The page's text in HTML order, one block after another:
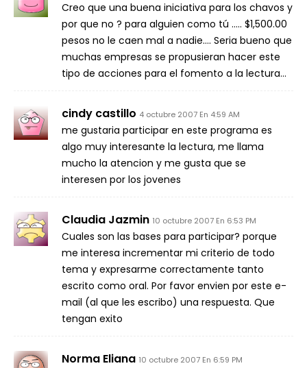
Creo que una buena iniciativa para los chavos y
por que no ? para alguien como tú ….. $1,500.00
pesos no le caen mal a nadie…. Seria bueno que
muchas empresas se propusieran hacer este
tipo de acciones para el fomento a la lectura…
cindy castillo 4 octubre 2007 En 4:59 AM
me gustaria participar en este programa es
algo muy interesante la lectura, me llama
mucho la atencion y me gusta que se
interesen por los jovenes
Claudia Jazmin 10 octubre 2007 En 6:53 PM
Cuales son las bases para participar? porque
me interesa incrementar mi criterio de todo
tema y expresarme correctamente tanto
escrito como oral. Por favor envien por este e-
mail (al que les escribo) una respuesta. Que
tengan exito
Norma Eliana 10 octubre 2007 En 6:59 PM